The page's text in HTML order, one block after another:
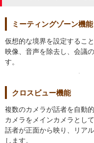
ミーティングゾーン機能
仮想的な境界を設定するこ
映像、音声を除去し、会議
す。
クロスビュー機能
複数のカメラが話者を自動
カメラをメインカメラとし
話者が正面から映り、リア
します。